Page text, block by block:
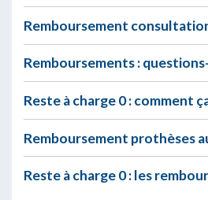
Remboursement
Remboursements :
Reste à charge 0 : comment
Remboursement prothèses
Reste à charge 0 : les